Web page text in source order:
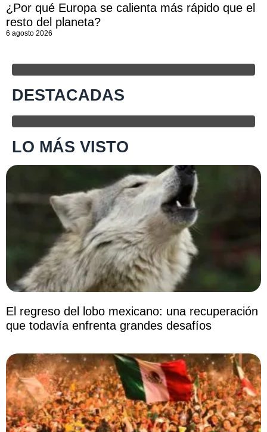
¿Por qué Europa se calienta más rápido que el
resto del planeta?
6 agosto 2026
DESTACADAS
LO MÁS VISTO
El regreso del lobo mexicano: una recuperación
que todavía enfrenta grandes desafíos